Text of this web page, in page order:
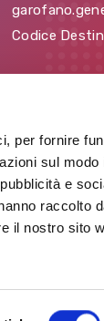
per fornire
sul
e
raccolto
il nostro sito
Codice